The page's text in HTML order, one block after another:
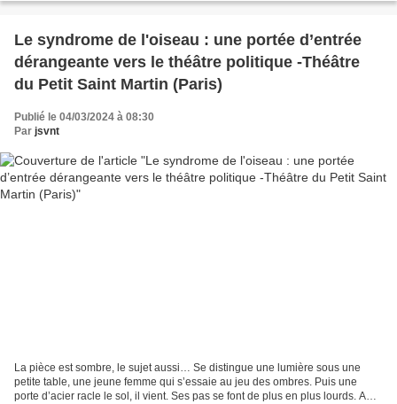
Le syndrome de l'oiseau : une portée d’entrée
dérangeante vers le théâtre politique -Théâtre
du Petit Saint Martin (Paris)
Publié le 04/03/2024 à 08:30
Par jsvnt
La pièce est sombre, le sujet aussi… Se distingue une lumière sous une
petite table, une jeune femme qui s’essaie au jeu des ombres. Puis une
porte d’acier racle le sol, il vient. Ses pas se font de plus en plus lourds. A